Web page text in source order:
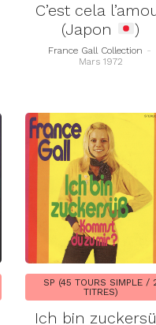
C’est cela
(Japon
)
France Gall Collection -
Mars 1972
SP (45 TOURS SIMPLE /
TITRES)
Ich bin